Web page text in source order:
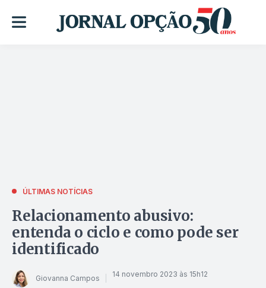
ÚLTIMAS NOTÍCIAS
Relacionamento abusivo:
entenda o ciclo e como pode ser
identificado
Giovanna Campos 14 novembro 2023 às 15h12